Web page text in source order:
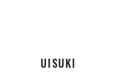
UISUKI